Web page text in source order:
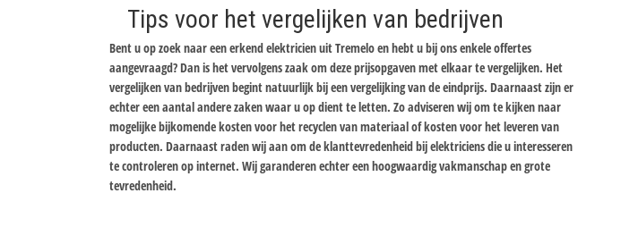
Tips voor het vergelijken van bedrijven
Bent u op zoek naar een erkend elektricien uit Tremelo en hebt u bij ons enkele offertes
aangevraagd? Dan is het vervolgens zaak om deze prijsopgaven met elkaar te vergelijken. Het
vergelijken van bedrijven begint natuurlijk bij een vergelijking van de eindprijs. Daarnaast zijn er
echter een aantal andere zaken waar u op dient te letten. Zo adviseren wij om te kijken naar
mogelijke bijkomende kosten voor het recyclen van materiaal of kosten voor het leveren van
producten. Daarnaast raden wij aan om de klanttevredenheid bij elektriciens die u interesseren
te controleren op internet. Wij garanderen echter een hoogwaardig vakmanschap en grote
tevredenheid.